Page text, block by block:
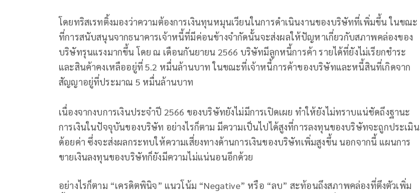
โดยทริสเรทติ้งมองว่าความต้องการเงินทุนหมุนเวียนในการดำเนินงานของบริษัทที่เพิ่มขึ้น ในขณะ
ที่การสนับสนุนจากธนาคารเจ้าหนี้ที่มีค่อนข้างจำกัดนั้นจะส่งผลให้ปัญหาเกี่ยวกับสภาพคล่องของ
บริษัทรุนแรงมากขึ้น โดย ณ เดือนกันยายน 2566 บริษัทมีลูกหนี้การค้า รายได้ที่ยังไม่เรียกชำระ
และสินค้าคงเหลืออยู่ที่ 5.2 หมื่นล้านบาท ในขณะที่เจ้าหนี้การค้าของบริษัทและหนี้สินที่เกิดจาก
สัญญาอยู่ที่ประมาณ 5 หมื่นล้านบาท
เนื่องจากงบการเงินประจำปี 2566 ของบริษัทยังไม่มีการเปิดเผย ทำให้ยังไม่ทราบแน่ชัดถึงฐานะ
การเงินในปัจจุบันของบริษัท อย่างไรก็ตาม มีความเป็นไปได้สูงที่การลงทุนของบริษัทจะถูกประเมิน
ด้อยค่า ซึ่งจะส่งผลกระทบให้ความเสี่ยงทางด้านการเงินของบริษัทเพิ่มสูงขึ้น นอกจากนี้ แผนการ
ขายเงินลงทุนของบริษัทก็ยังมีความไม่แน่นอนอีกด้วย
อย่างไรก็ตาม “เครดิตพินิจ” แนวโน้ม “Negative” หรือ “ลบ” สะท้อนถึงสภาพคล่องที่ตึงตัวเพิ่ม